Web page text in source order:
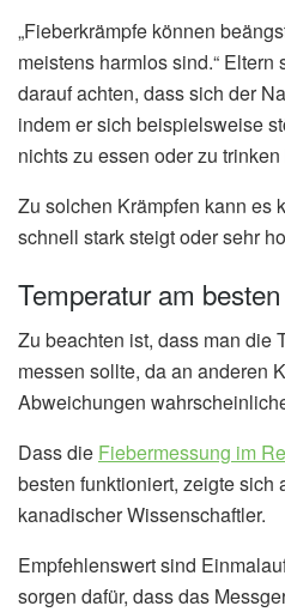
„Fieberkrämpfe können
meistens harmlos sind.“
darauf achten, dass sich der
indem er sich beispielsweise
nichts zu essen oder zu
Zu solchen Krämpfen kann es
schnell stark steigt oder sehr
Temperatur am
Zu beachten ist, dass man die
messen sollte, da an anderen
Abweichungen
Dass die Fiebermessung im
besten funktioniert, zeigte sich
kanadischer Wissenschaftler.
Empfehlenswert sind
sorgen dafür, dass das